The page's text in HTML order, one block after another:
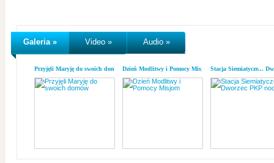
Galeria » Video » Audio »
Przyjęli Maryję do swoich domówDzień Modlitwy i Pomocy MisjomStacja Siemiatycze...